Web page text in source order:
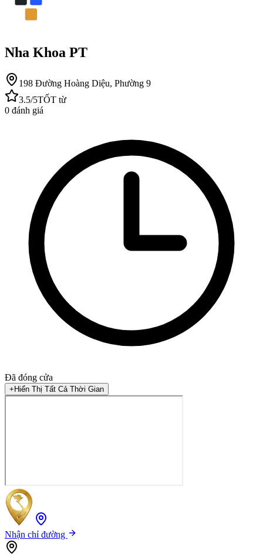
Nha Khoa PT
198 Đường Hoàng Diệu, Phường 9
3.5/5TỐT từ
0 đánh giá
Đã đóng cửa
+ Hiển Thị Tất Cả Thời Gian
Nhận chỉ đường